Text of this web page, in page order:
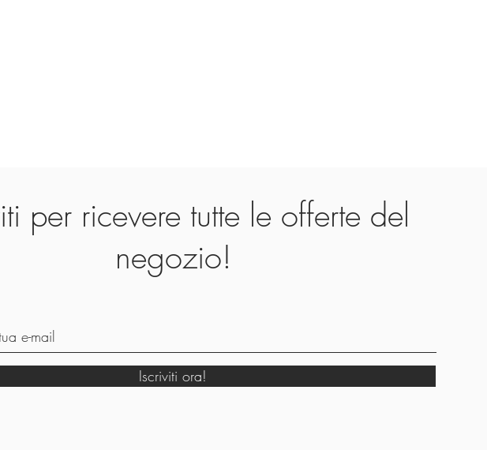
per ricevere tutte le offerte del
negozio!
Iscriviti ora!